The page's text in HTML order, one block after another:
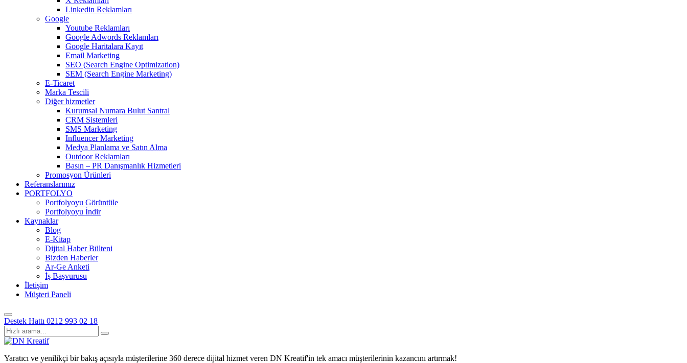
Linkedin Reklamları
Google
Youtube Reklamları
Google Adwords Reklamları
Google Haritalara Kayıt
Email Marketing
SEO (Search Engine Optimization)
SEM (Search Engine Marketing)
E-Ticaret
Marka Tescili
Diğer hizmetler
Kurumsal Numara Bulut Santral
CRM Sistemleri
SMS Marketing
Influencer Marketing
Medya Planlama ve Satın Alma
Outdoor Reklamları
Basın – PR Danışmanlık Hizmetleri
Promosyon Ürünleri
Referanslarımız
PORTFOLYO
Portfolyoyu Görüntüle
Portfolyoyu İndir
Kaynaklar
Blog
E-Kitap
Dijital Haber Bülteni
Bizden Haberler
Ar-Ge Anketi
İş Başvurusu
İletişim
Müşteri Paneli
Destek Hattı 0212 993 02 18
Yaratıcı ve yenilikçi bir bakış açısıyla müşterilerine 360 derece dijital hizmet veren DN Kreatif'in tek amacı müşterilerinin kazancını artırmak!